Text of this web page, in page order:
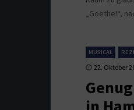
„Goethe!“,
MUSICAL
22. Oktober